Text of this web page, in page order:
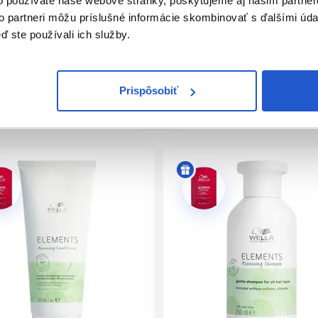
partneri môžu príslušné informácie skombinovať s ďalšími
ste používali ich služby.
Prispôsobiť
kompletnú sadu produktovpre zdravé vlasy a
pôvodu a zložky vyrobené z týchto ingrediencií.